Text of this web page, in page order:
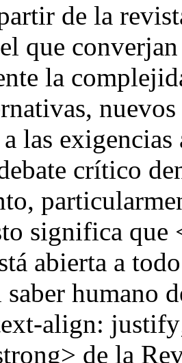
de la
que
la
las
crítico
significa que
abierta a
saber humano
align:
de la